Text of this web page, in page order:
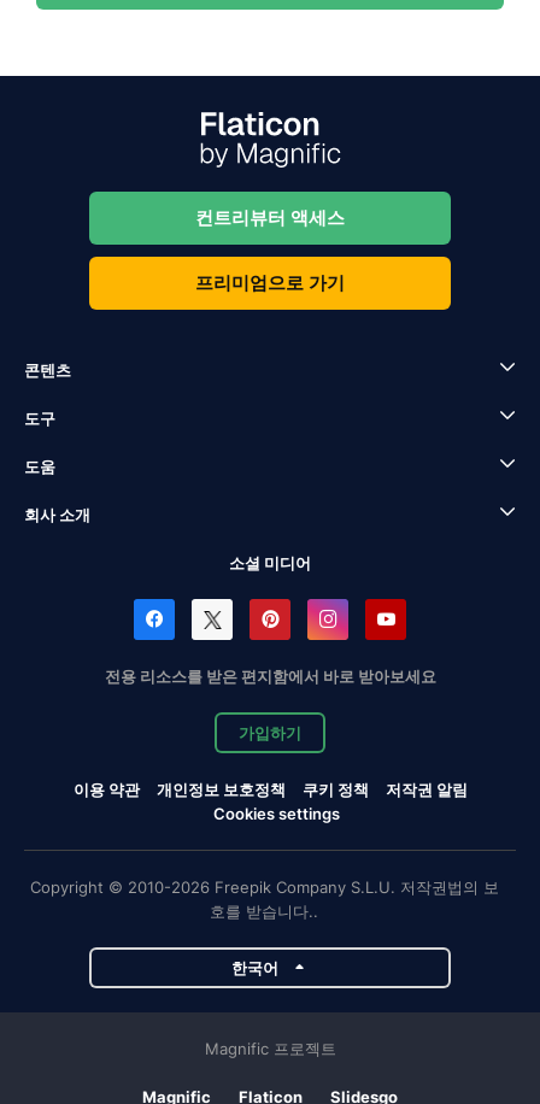
컨트리뷰터 액세스
프리미엄으로 가기
콘텐츠
도구
도움
회사 소개
소셜 미디어
전용 리소스를 받은 편지함에서 바로 받아보세요
가입하기
이용 약관 개인정보 보호정책 쿠키 정책
저작권 알림
Cookies settings
Copyright © 2010-2026 Freepik Company S.L.U. 저작권법의 보
호를 받습니다..
한국어
Magnific 프로젝트
Magnific Flaticon Slidesgo